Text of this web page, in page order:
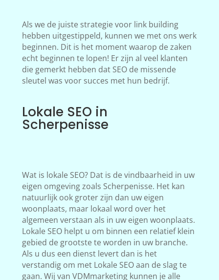
Als we de juiste strategie voor link building
hebben uitgestippeld, kunnen we met ons werk
beginnen. Dit is het moment waarop de zaken
echt beginnen te lopen! Er zijn al veel klanten
die gemerkt hebben dat SEO de missende
sleutel was voor succes met hun bedrijf.
Lokale SEO in
Scherpenisse
Wat is lokale SEO? Dat is de vindbaarheid in uw
eigen omgeving zoals Scherpenisse. Het kan
natuurlijk ook groter zijn dan uw eigen
woonplaats, maar lokaal word over het
algemeen verstaan als in uw eigen woonplaats.
Lokale SEO helpt u om binnen een relatief klein
gebied de grootste te worden in uw branche.
Als u dus een dienst levert dan is het
verstandig om met Lokale SEO aan de slag te
gaan. Wij van VDMmarketing kunnen je alle